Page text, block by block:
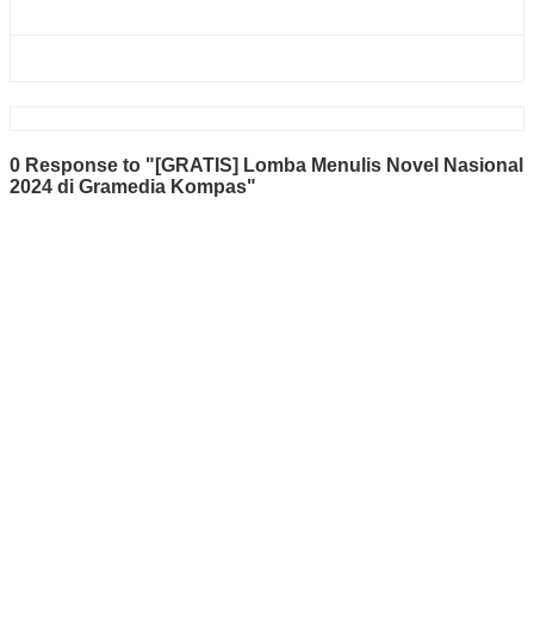
0 Response to "[GRATIS] Lomba Menulis Novel Nasional
2024 di Gramedia Kompas"